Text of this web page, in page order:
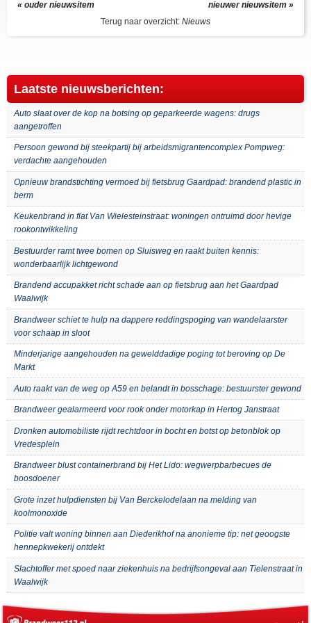
« ouder nieuwsitem
nieuwer nieuwsitem »
Terug naar overzicht: Nieuws
Laatste nieuwsberichten:
Auto slaat over de kop na botsing op geparkeerde wagens: drugs
aangetroffen
Persoon gewond bij steekpartij bij arbeidsmigrantencomplex Pompweg:
verdachte aangehouden
Opnieuw brandstichting vermoed bij fietsbrug Gaardpad: brandend plastic in
berm
Keukenbrand in flat Van Wielesteinstraat: woningen ontruimd door hevige
rookontwikkeling
Bestuurder ramt twee bomen op Sluisweg en raakt buiten kennis:
wonderbaarlijk lichtgewond
Brandend accupakket richt schade aan op fietsbrug aan het Gaardpad
Waalwijk
Brandweer schiet te hulp na dappere reddingspoging van wandelaarster
voor schaap in sloot
Minderjarige aangehouden na gewelddadige poging tot beroving op De
Markt
Auto raakt van de weg op A59 en belandt in bosschage: bestuurster gewond
Brandweer gealarmeerd voor rook onder motorkap in Hertog Janstraat
Dronken automobiliste rijdt rechtdoor in bocht en botst op betonblok op
Vredesplein
Brandweer blust containerbrand bij Het Lido: wegwerpbarbecues de
boosdoener
Grote inzet hulpdiensten bij Van Berckelodelaan na melding van
koolmonoxide
Politie valt woning binnen aan Diederikhof na anonieme tip: net geoogste
hennepkwekerij ontdekt
Slachtoffer met spoed naar ziekenhuis na bedrijfsongeval aan Tielenstraat in
Waalwijk